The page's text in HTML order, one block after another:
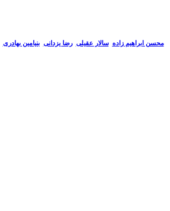
محسن ابراهیم زاده سالار عقیلی رضا یزدانی بنیامین بهادری